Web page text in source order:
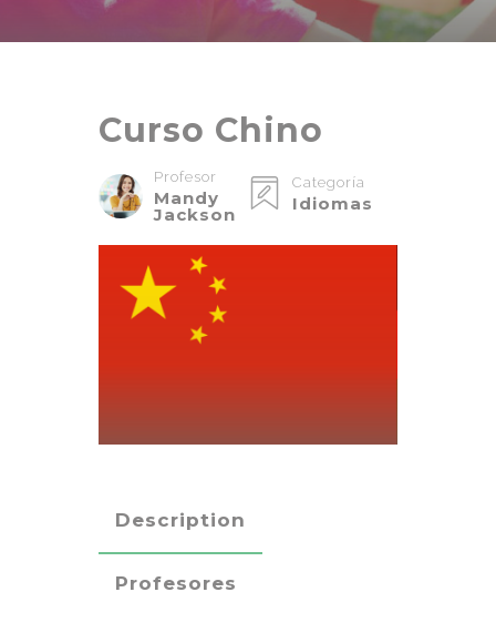
Curso Chino
Profesor
Mandy
Jackson
Categoría
Idiomas
Description
Profesores